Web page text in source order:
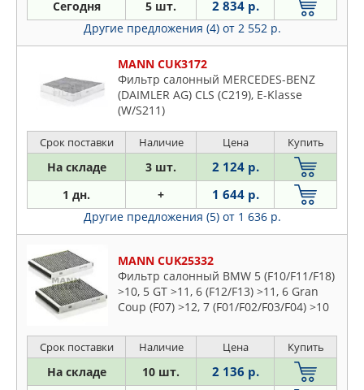
Сегодня 5 шт. 2 834 р.
Другие предложения (4) от 2 552 р.
MANN CUK3172
Фильтр салонный MERCEDES-BENZ
(DAIMLER AG) CLS (C219), E-Klasse
(W/S211)
Срок поставки Наличие Цена Купить
На складе 3 шт. 2 124 р.
1 дн. + 1 644 р.
Другие предложения (5) от 1 636 р.
MANN CUK25332
Фильтр салонный BMW 5 (F10/F11/F18)
>10, 5 GT >11, 6 (F12/F13) >11, 6 Gran
Coup (F07) >12, 7 (F01/F02/F03/F04) >10
Срок поставки Наличие Цена Купить
На складе 10 шт. 2 136 р.